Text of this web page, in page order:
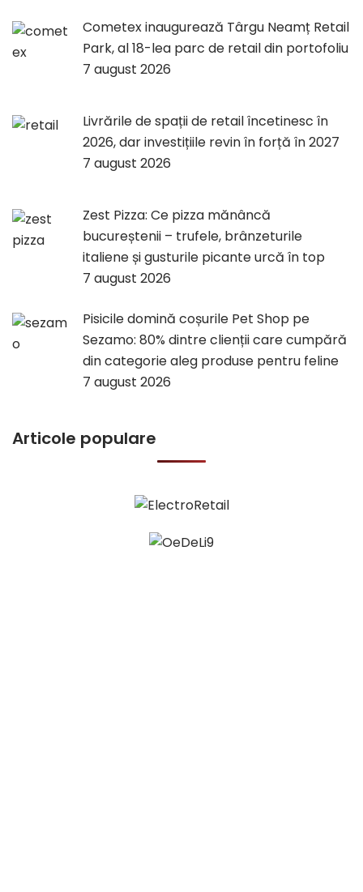
Cometex inaugurează Târgu Neamț Retail
Park, al 18-lea parc de retail din portofoliu
7 august 2026
Livrările de spații de retail încetinesc în
2026, dar investițiile revin în forță în 2027
7 august 2026
Zest Pizza: Ce pizza mănâncă
bucureștenii – trufele, brânzeturile
italiene și gusturile picante urcă în top
7 august 2026
Pisicile domină coșurile Pet Shop pe
Sezamo: 80% dintre clienții care cumpără
din categorie aleg produse pentru feline
7 august 2026
Articole populare